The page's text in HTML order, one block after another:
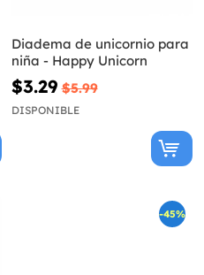
Diadema de unicornio para
niña - Happy Unicorn
$3.29 $5.99
DISPONIBLE
-45%